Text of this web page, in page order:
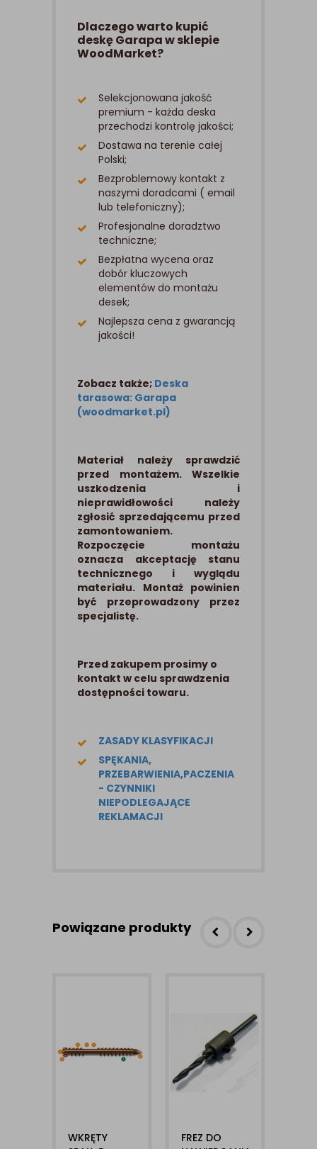
Dlaczego warto kupić
deskę Garapa w sklepie
WoodMarket?
Selekcjonowana jakość
premium - każda deska
przechodzi kontrolę jakości;
Dostawa na terenie całej
Polski;
Bezproblemowy kontakt z
naszymi doradcami ( email
lub telefoniczny);
Profesjonalne doradztwo
techniczne;
Bezpłatna wycena oraz
dobór kluczowych
elementów do montażu
desek;
Najlepsza cena z gwarancją
jakości!
Zobacz także; Deska
tarasowa: Garapa
(woodmarket.pl)
Materiał należy sprawdzić
przed montażem. Wszelkie
uszkodzenia i
nieprawidłowości należy
zgłosić sprzedającemu przed
zamontowaniem.
Rozpoczęcie montażu
oznacza akceptację stanu
technicznego i wyglądu
materiału. Montaż powinien
być przeprowadzony przez
specjalistę.
Przed zakupem prosimy o
kontakt w celu sprawdzenia
dostępności towaru.
ZASADY KLASYFIKACJI
SPĘKANIA,
PRZEBARWIENIA,PACZENIA
- CZYNNIKI
NIEPODLEGAJĄCE
REKLAMACJI
Powiązane produkty
WKRĘTY
FREZ DO